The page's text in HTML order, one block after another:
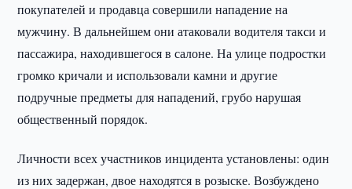
покупателей и продавца совершили нападение на
мужчину. В дальнейшем они атаковали водителя такси и
пассажира, находившегося в салоне. На улице подростки
громко кричали и использовали камни и другие
подручные предметы для нападений, грубо нарушая
общественный порядок.
Личности всех участников инцидента установлены: один
из них задержан, двое находятся в розыске. Возбуждено